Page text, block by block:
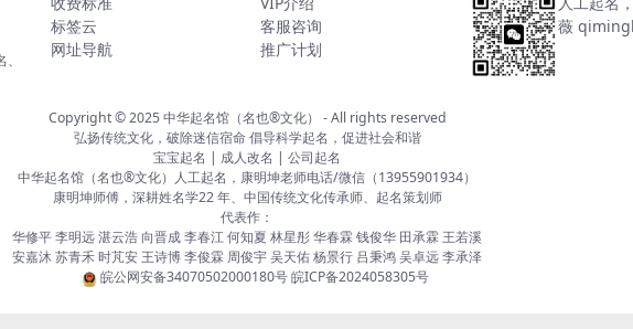
标签云
网址导航
客服咨询
推广计划
薇
Copyright © 2025中华起名馆（名也®文化） - All rights reserved
弘扬传统文化，破除迷信宿命 倡导科学起名，促进社会和谐
宝宝起名 | 成人改名 | 公司起名
中华起名馆（名也®文化）人工起名，康明坤老师电话/微信（13955901934）
康明坤师傅，深耕姓名学22 年、中国传统文化传承师、起名策划师
代表作：
华修平 李明远 湛云浩 向晋成 李春江 何知夏 林星彤 华春霖 钱俊华 田承霖 王若溪
安嘉沐 苏青禾 时芃安 王诗博 李俊霖 周俊宇 吴天佑 杨景行 吕秉鸿 吴卓远 李承泽
皖公网安备34070502000180号皖ICP备2024058305号